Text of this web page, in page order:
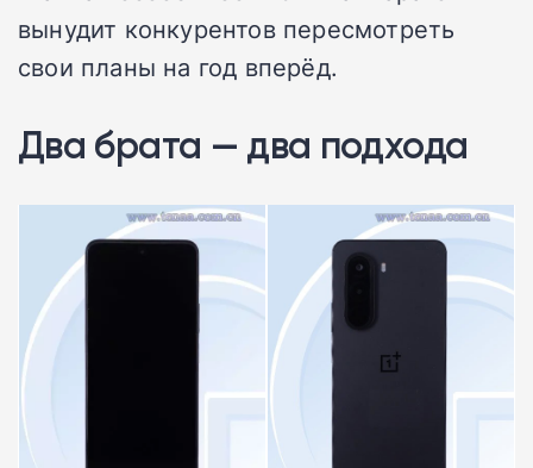
вынудит конкурентов пересмотреть
свои планы на год вперёд.
Два брата — два подхода